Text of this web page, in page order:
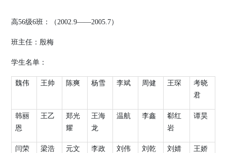
高56级6班：（2002.9——2005.7）
班主任：殷梅
学生名单：
魏伟 王帅 陈爽 杨雪 李斌 周健 王琛
考晓
君
韩丽
恩
王乙
郑光
耀
王海
龙
温航 李鑫
郗红
岩
谭昊
闫荣
梁浩
元文
李政 刘伟 刘乾 刘婧 王娇